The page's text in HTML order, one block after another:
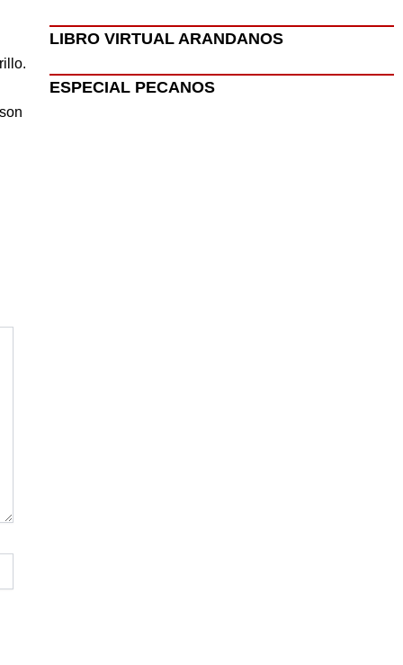
LIBRO VIRTUAL ARANDANOS
ESPECIAL PECANOS